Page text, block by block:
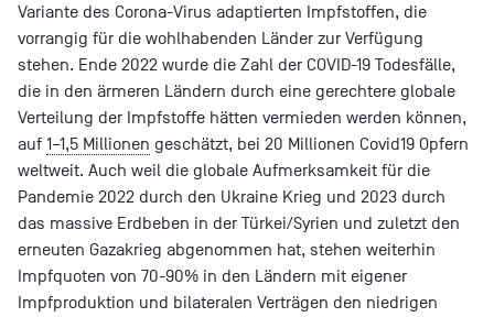
Variante des Corona-Virus adaptierten Impfstoffen, die
vorrangig für die wohlhabenden Länder zur Verfügung
stehen. Ende 2022 wurde die Zahl der COVID-19 Todesfälle,
die in den ärmeren Ländern durch eine gerechtere globale
Verteilung der Impfstoffe hätten vermieden werden können,
auf 1–1,5 Millionen geschätzt, bei 20 Millionen Covid19 Opfern
weltweit. Auch weil die globale Aufmerksamkeit für die
Pandemie 2022 durch den Ukraine Krieg und 2023 durch
das massive Erdbeben in der Türkei/Syrien und zuletzt den
erneuten Gazakrieg abgenommen hat, stehen weiterhin
Impfquoten von 70-90% in den Ländern mit eigener
Impfproduktion und bilateralen Verträgen den niedrigen